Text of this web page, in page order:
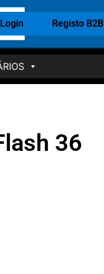
Login Registo B2B
36